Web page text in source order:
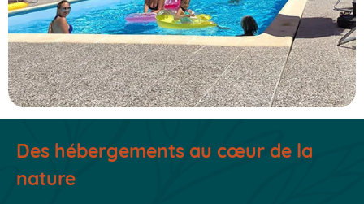
Des hébergements au cœur de la
nature